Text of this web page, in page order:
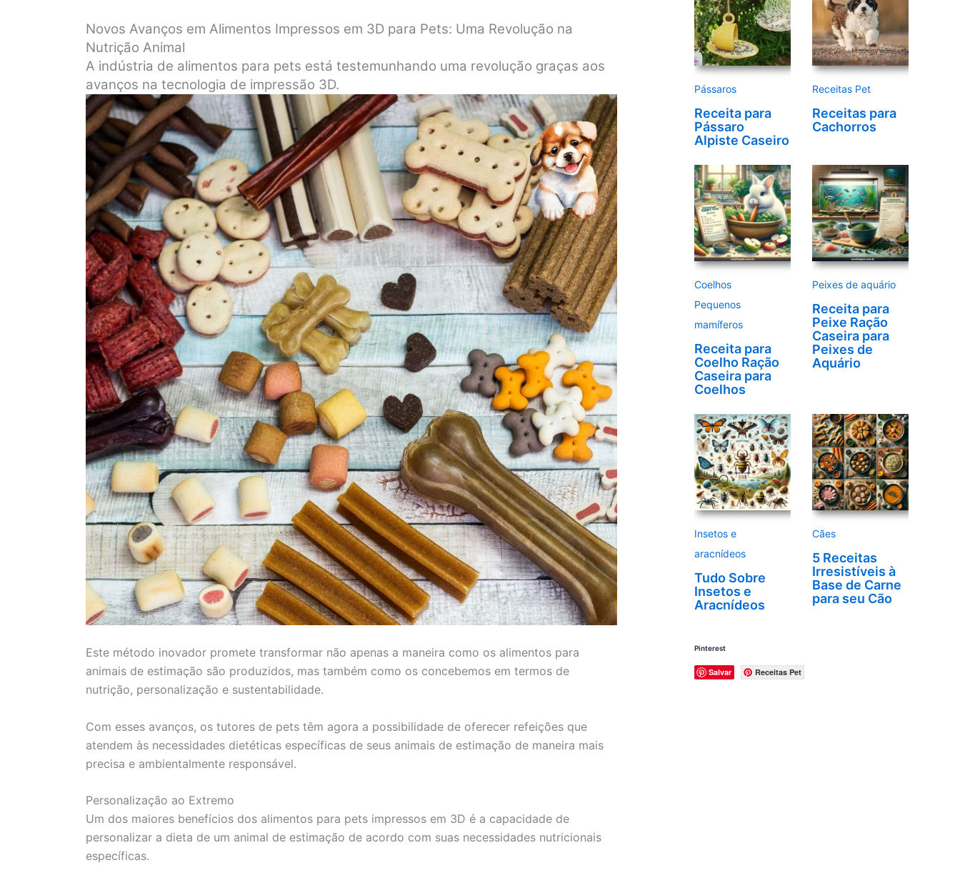
Novos Avanços em Alimentos Impressos em 3D para Pets: Uma Revolução na
Nutrição Animal
A indústria de alimentos para pets está testemunhando uma revolução graças aos
avanços na tecnologia de impressão 3D.
Este método inovador promete transformar não apenas a maneira como os alimentos para
animais de estimação são produzidos, mas também como os concebemos em termos de
nutrição, personalização e sustentabilidade.
Com esses avanços, os tutores de pets têm agora a possibilidade de oferecer refeições que
atendem às necessidades dietéticas específicas de seus animais de estimação de maneira mais
precisa e ambientalmente responsável.
Personalização ao Extremo
Um dos maiores benefícios dos alimentos para pets impressos em 3D é a capacidade de
personalizar a dieta de um animal de estimação de acordo com suas necessidades nutricionais
específicas.
e
v
í
d
e
Pássaros
Receita para
Pássaro
Alpiste Caseiro
Receitas Pet
Receitas para
Cachorros
Coelhos
Pequenos
mamíferos
Receita para
Coelho Ração
Caseira para
Coelhos
Peixes de aquário
Receita para
Peixe Ração
Caseira para
Peixes de
Aquário
Insetos e
aracnídeos
Tudo Sobre
Insetos e
Aracnídeos
Cães
5 Receitas
Irresistíveis à
Base de Carne
para seu Cão
Pinterest
Salvar Receitas Pet